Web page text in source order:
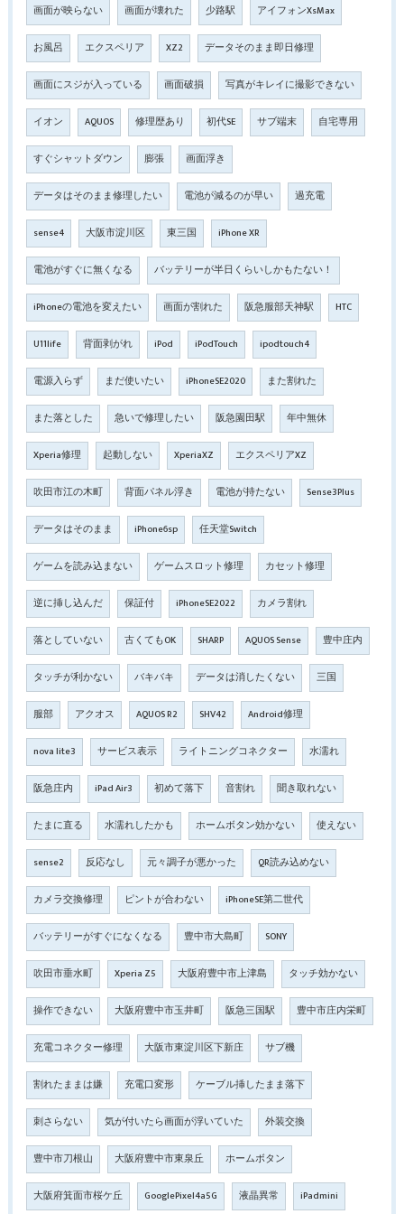
画面が映らない 画面が壊れた 少路駅 アイフォンXsMax
お風呂 エクスペリア XZ2 データそのまま即日修理
画面にスジが入っている 画面破損 写真がキレイに撮影できない
イオン AQUOS 修理歴あり 初代SE サブ端末 自宅専用
すぐシャットダウン 膨張 画面浮き
データはそのまま修理したい 電池が減るのが早い 過充電
sense4 大阪市淀川区 東三国 iPhone XR
電池がすぐに無くなる バッテリーが半日くらいしかもたない！
iPhoneの電池を変えたい 画面が割れた 阪急服部天神駅 HTC
U11life 背面剥がれ iPod iPodTouch ipodtouch4
電源入らず まだ使いたい iPhoneSE2020 また割れた
また落とした 急いで修理したい 阪急園田駅 年中無休
Xperia修理 起動しない XperiaXZ エクスペリアXZ
吹田市江の木町 背面パネル浮き 電池が持たない Sense3Plus
データはそのまま iPhone6sp 任天堂Switch
ゲームを読み込まない ゲームスロット修理 カセット修理
逆に挿し込んだ 保証付 iPhoneSE2022 カメラ割れ
落としていない 古くてもOK SHARP AQUOS Sense 豊中庄内
タッチが利かない バキバキ データは消したくない 三国
服部 アクオス AQUOS R2 SHV42 Android修理
nova lite3 サービス表示 ライトニングコネクター 水濡れ
阪急庄内 iPad Air3 初めて落下 音割れ 聞き取れない
たまに直る 水濡れしたかも ホームボタン効かない 使えない
sense2 反応なし 元々調子が悪かった QR読み込めない
カメラ交換修理 ピントが合わない iPhoneSE第二世代
バッテリーがすぐになくなる 豊中市大島町 SONY
吹田市垂水町 Xperia Z5 大阪府豊中市上津島 タッチ効かない
操作できない 大阪府豊中市玉井町 阪急三国駅 豊中市庄内栄町
充電コネクター修理 大阪市東淀川区下新庄 サブ機
割れたままは嫌 充電口変形 ケーブル挿したまま落下
刺さらない 気が付いたら画面が浮いていた 外装交換
豊中市刀根山 大阪府豊中市東泉丘 ホームボタン
大阪府箕面市桜ケ丘 GooglePixel4a5G 液晶異常 iPadmini